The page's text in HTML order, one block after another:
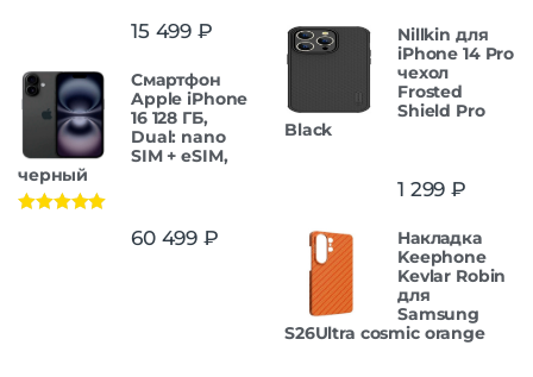
15 499 ₽
Смартфон
Apple iPhone
16 128 ГБ,
Dual: nano
SIM + eSIM,
черный
60 499 ₽
Nillkin для
iPhone 14 Pro
чехол
Frosted
Shield Pro
Black
1 299 ₽
Накладка
Keephone
Kevlar Robin
для
Samsung
S26Ultra cosmic orange